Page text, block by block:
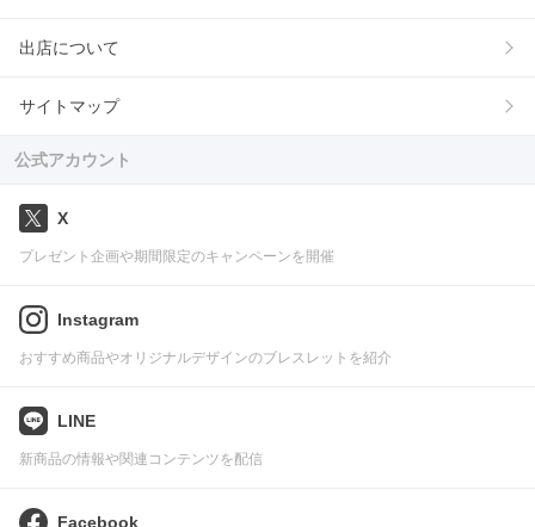
出店について
サイトマップ
公式アカウント
X
プレゼント企画や期間限定のキャンペーンを開催
Instagram
おすすめ商品やオリジナルデザインのブレスレットを紹介
LINE
新商品の情報や関連コンテンツを配信
Facebook